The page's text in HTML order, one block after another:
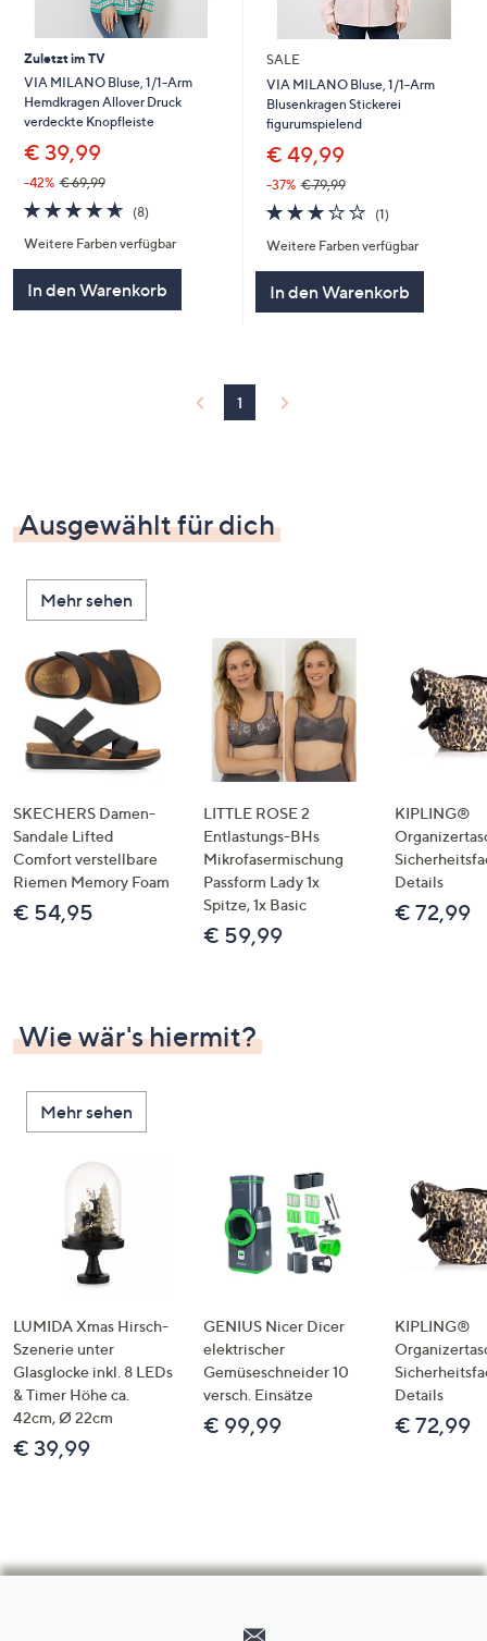
anzuzeigen.
Zuletzt im TV
VIA MILANO Bluse, 1/1-Arm
Hemdkragen Allover Druck
verdeckte Knopfleiste
€ 39,99
-42% € 69,99
4.6
von
5
(8)8
Weitere Farben verfügbar
In den Warenkorb
SALE
VIA MILANO Bluse, 1/1-Arm
Blusenkragen Stickerei
figurumspielend
€ 49,99
-37% € 79,99
3.0
von
5
(1)1
Weitere Farben verfügbar
In den Warenkorb
1
Ausgewählt für dich
Mehr sehen
SKECHERS Damen-
Sandale Lifted
Comfort verstellbare
Riemen Memory Foam
€ 54,95
LITTLE ROSE 2
Entlastungs-BHs
Mikrofasermischung
Passform Lady 1x
Spitze, 1x Basic
€ 59,99
KIPLING®
Details
€ 72,99
Wie wär's hiermit?
Mehr sehen
LUMIDA Xmas Hirsch-
Szenerie unter
Glasglocke inkl. 8 LEDs
& Timer Höhe ca.
42cm, Ø 22cm
€ 39,99
GENIUS Nicer Dicer
elektrischer
Gemüseschneider 10
versch. Einsätze
€ 99,99
KIPLING®
Details
€ 72,99